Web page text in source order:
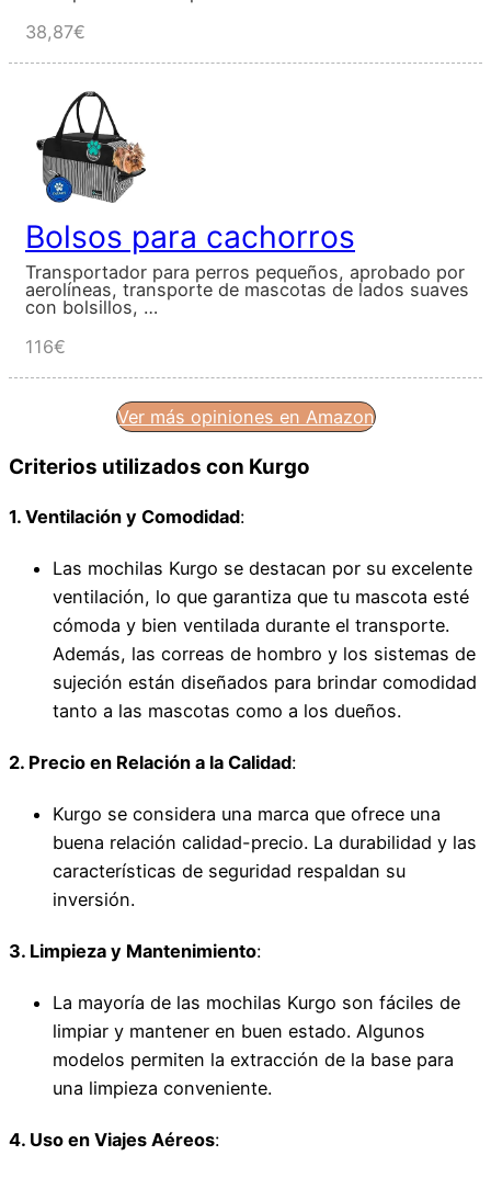
38,87€
Bolsos para cachorros
Transportador para perros pequeños, aprobado por
aerolíneas, transporte de mascotas de lados suaves
con bolsillos, …
116€
Ver más opiniones en Amazon
Criterios utilizados con Kurgo
1. Ventilación y Comodidad:
Las mochilas Kurgo se destacan por su excelente
ventilación, lo que garantiza que tu mascota esté
cómoda y bien ventilada durante el transporte.
Además, las correas de hombro y los sistemas de
sujeción están diseñados para brindar comodidad
tanto a las mascotas como a los dueños.
2. Precio en Relación a la Calidad:
Kurgo se considera una marca que ofrece una
buena relación calidad-precio. La durabilidad y las
características de seguridad respaldan su
inversión.
3. Limpieza y Mantenimiento:
La mayoría de las mochilas Kurgo son fáciles de
limpiar y mantener en buen estado. Algunos
modelos permiten la extracción de la base para
una limpieza conveniente.
4. Uso en Viajes Aéreos: